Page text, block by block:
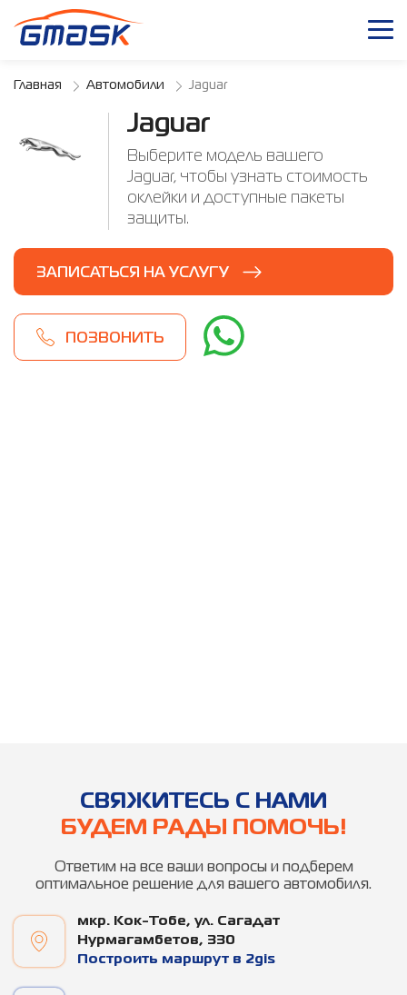
Главная Автомобили Jaguar
Jaguar
Выберите модель вашего
Jaguar, чтобы узнать стоимость
оклейки и доступные пакеты
защиты.
ЗАПИСАТЬСЯ НА УСЛУГУ
ПОЗВОНИТЬ
CВЯЖИТЕСЬ С НАМИ
БУДЕМ РАДЫ ПОМОЧЬ!
Ответим на все ваши вопросы и подберем
оптимальное решение для вашего автомобиля.
мкр. ​Кок-Тобе, ул. Сагадат
Нурмагамбетов, 330
Построить маршрут в 2gis